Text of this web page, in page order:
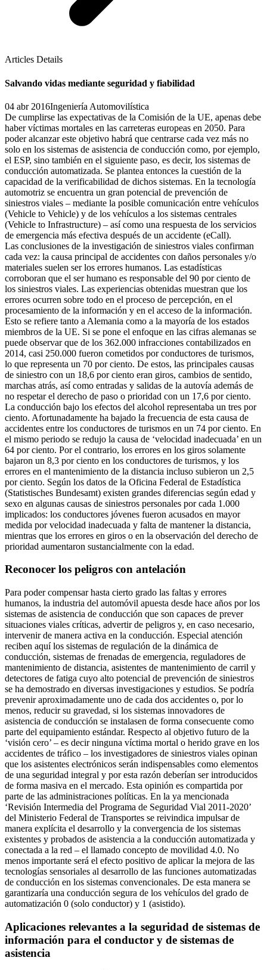
Articles Details
Salvando vidas mediante seguridad y fiabilidad
04 abr 2016Ingeniería Automovilística
De cumplirse las expectativas de la Comisión de la UE, apenas debe
haber víctimas mortales en las carreteras europeas en 2050. Para
poder alcanzar este objetivo habrá que centrarse cada vez más no
solo en los sistemas de asistencia de conducción como, por ejemplo,
el ESP, sino también en el siguiente paso, es decir, los sistemas de
conducción automatizada. Se plantea entonces la cuestión de la
capacidad de la verificabilidad de dichos sistemas. En la tecnología
automotriz se encuentra un gran potencial de prevención de
siniestros viales – mediante la posible comunicación entre vehículos
(Vehicle to Vehicle) y de los vehículos a los sistemas centrales
(Vehicle to Infrastructure) – así como una respuesta de los servicios
de emergencia más efectiva después de un accidente (eCall).
Las conclusiones de la investigación de siniestros viales confirman
cada vez: la causa principal de accidentes con daños personales y/o
materiales suelen ser los errores humanos. Las estadísticas
corroboran que el ser humano es responsable del 90 por ciento de
los siniestros viales. Las experiencias obtenidas muestran que los
errores ocurren sobre todo en el proceso de percepción, en el
procesamiento de la información y en el acceso de la información.
Esto se refiere tanto a Alemania como a la mayoría de los estados
miembros de la UE. Si se pone el enfoque en las cifras alemanas se
puede observar que de los 362.000 infracciones contabilizados en
2014, casi 250.000 fueron cometidos por conductores de turismos,
lo que representa un 70 por ciento. De estos, las principales causas
de siniestro con un 18,6 por ciento eran giros, cambios de sentido,
marchas atrás, así como entradas y salidas de la autovía además de
no respetar el derecho de paso o prioridad con un 17,6 por ciento.
La conducción bajo los efectos del alcohol representaba un tres por
ciento. Afortunadamente ha bajado la frecuencia de esta causa de
accidentes entre los conductores de turismos en un 74 por ciento. En
el mismo periodo se redujo la causa de ‘velocidad inadecuada’ en un
64 por ciento. Por el contrario, los errores en los giros solamente
bajaron un 8,3 por ciento en los conductores de turismos, y los
errores en el mantenimiento de la distancia incluso subieron un 2,5
por ciento. Según los datos de la Oficina Federal de Estadística
(Statistisches Bundesamt) existen grandes diferencias según edad y
sexo en algunas causas de siniestros personales por cada 1.000
implicados: los conductores jóvenes fueron acusados en mayor
medida por velocidad inadecuada y falta de mantener la distancia,
mientras que los errores en giros o en la observación del derecho de
prioridad aumentaron sustancialmente con la edad.
Reconocer los peligros con antelación
Para poder compensar hasta cierto grado las faltas y errores
humanos, la industria del automóvil apuesta desde hace años por los
sistemas de asistencia de conducción que son capaces de prever
situaciones viales críticas, advertir de peligros y, en caso necesario,
intervenir de manera activa en la conducción. Especial atención
reciben aquí los sistemas de regulación de la dinámica de
conducción, sistemas de frenadas de emergencia, reguladores de
mantenimiento de distancia, asistentes de mantenimiento de carril y
detectores de fatiga cuyo alto potencial de prevención de siniestros
se ha demostrado en diversas investigaciones y estudios. Se podría
prevenir aproximadamente uno de cada dos accidentes o, por lo
menos, reducir su gravedad, si los sistemas innovadores de
asistencia de conducción se instalasen de forma consecuente como
parte del equipamiento estándar. Respecto al objetivo futuro de la
‘visión cero’ – es decir ninguna víctima mortal o herido grave en los
accidentes de tráfico – los investigadores de siniestros viales opinan
que los asistentes electrónicos serán indispensables como elementos
de una seguridad integral y por esta razón deberían ser introducidos
de forma masiva en el mercado. Esta opinión es compartida por
parte de las administraciones políticas. En la ya mencionada
‘Revisión Intermedia del Programa de Seguridad Vial 2011-2020’
del Ministerio Federal de Transportes se reivindica impulsar de
manera explícita el desarrollo y la convergencia de los sistemas
existentes y probados de asistencia a la conducción automatizada y
conectada a la red – el llamado concepto de movilidad 4.0. No
menos importante será el efecto positivo de aplicar la mejora de las
tecnologías sensoriales al desarrollo de las funciones automatizadas
de conducción en los sistemas convencionales. De esta manera se
garantizaría una conducción segura de los vehículos del grado de
automatización 0 (solo conductor) y 1 (asistido).
Aplicaciones relevantes a la seguridad de sistemas de
información para el conductor y de sistemas de
asistencia